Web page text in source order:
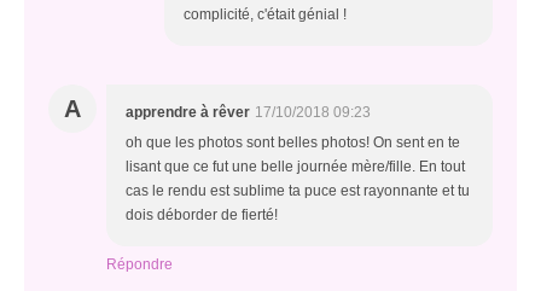
complicité, c'était génial !
A apprendre à rêver 17/10/2018 09:23
oh que les photos sont belles photos! On sent en te
lisant que ce fut une belle journée mère/fille. En tout
cas le rendu est sublime ta puce est rayonnante et tu
dois déborder de fierté!
Répondre